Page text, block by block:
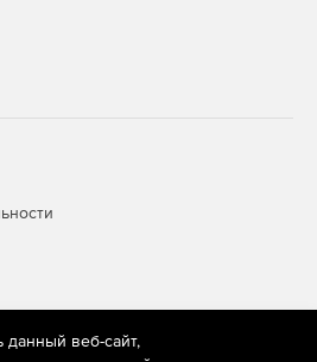
store.softline.ru применяются
веб-сайт,